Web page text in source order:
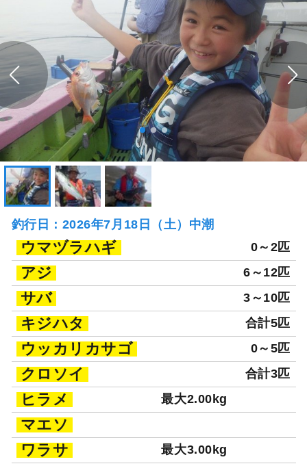
釣行日：2026年7月18日（土）中潮
ウマヅラハギ 0～2匹
アジ 6～12匹
サバ 3～10匹
キジハタ 合計5匹
ウッカリカサゴ 0～5匹
クロソイ 合計3匹
ヒラメ 最大2.00kg
マエソ
ワラサ
最大3.00kg